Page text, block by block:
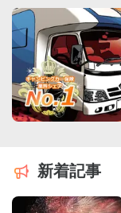
新着記事